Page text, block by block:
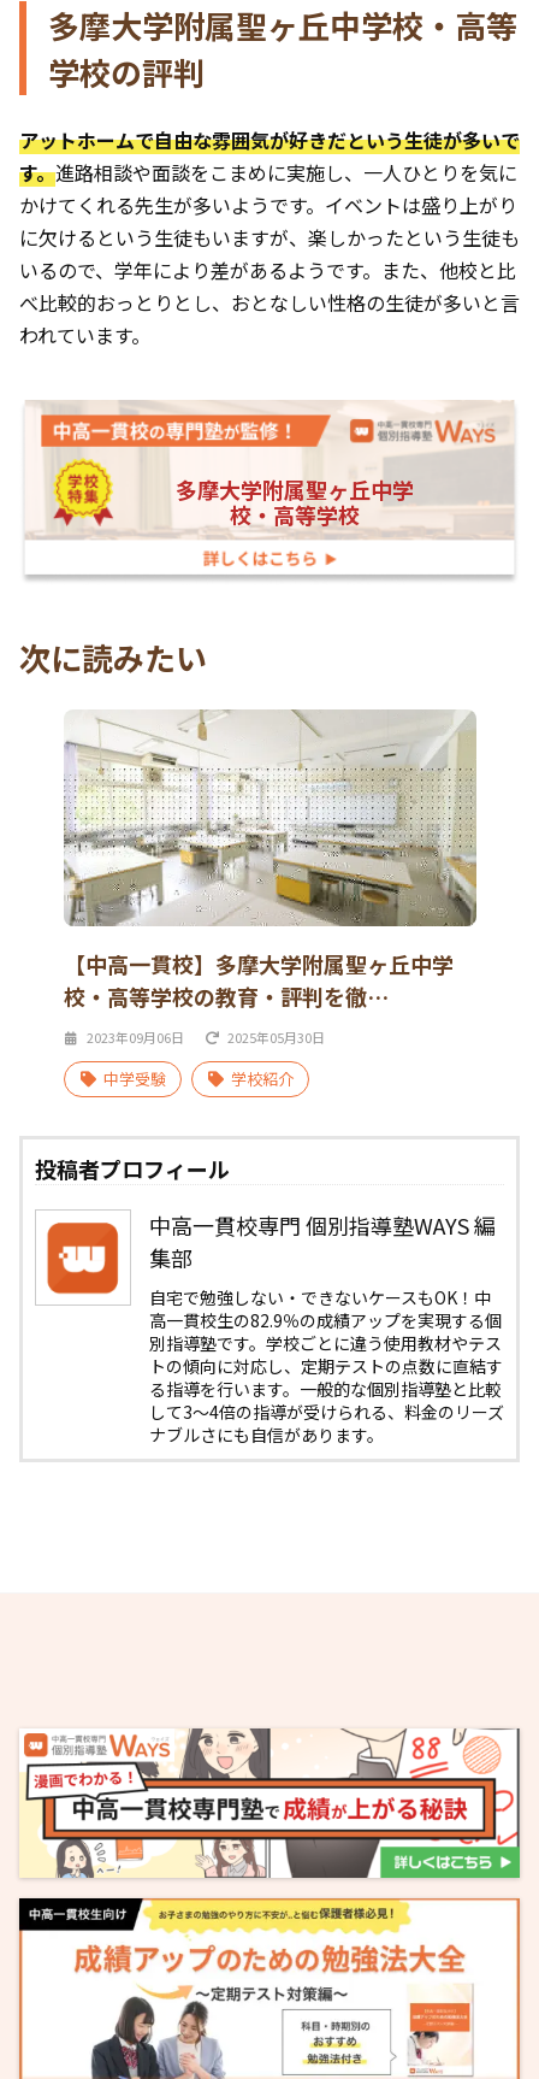
多摩大学附属聖ヶ丘中学校・高等
学校の評判
アットホームで自由な雰囲気が好きだという生徒が多いで
す。進路相談や面談をこまめに実施し、一人ひとりを気に
かけてくれる先生が多いようです。イベントは盛り上がり
に欠けるという生徒もいますが、楽しかったという生徒も
いるので、学年により差があるようです。また、他校と比
べ比較的おっとりとし、おとなしい性格の生徒が多いと言
われています。
多摩大学附属聖ヶ丘中学
校・高等学校
次に読みたい
【中高一貫校】多摩大学附属聖ヶ丘中学
校・高等学校の教育・評判を徹…
2023年09月06日 2025年05月30日
中学受験 学校紹介
投稿者プロフィール
中高一貫校専門 個別指導塾WAYS 編
集部
自宅で勉強しない・できないケースもOK！中
高一貫校生の82.9％の成績アップを実現する個
別指導塾です。学校ごとに違う使用教材やテス
トの傾向に対応し、定期テストの点数に直結す
る指導を行います。一般的な個別指導塾と比較
して3〜4倍の指導が受けられる、料金のリーズ
ナブルさにも自信があります。